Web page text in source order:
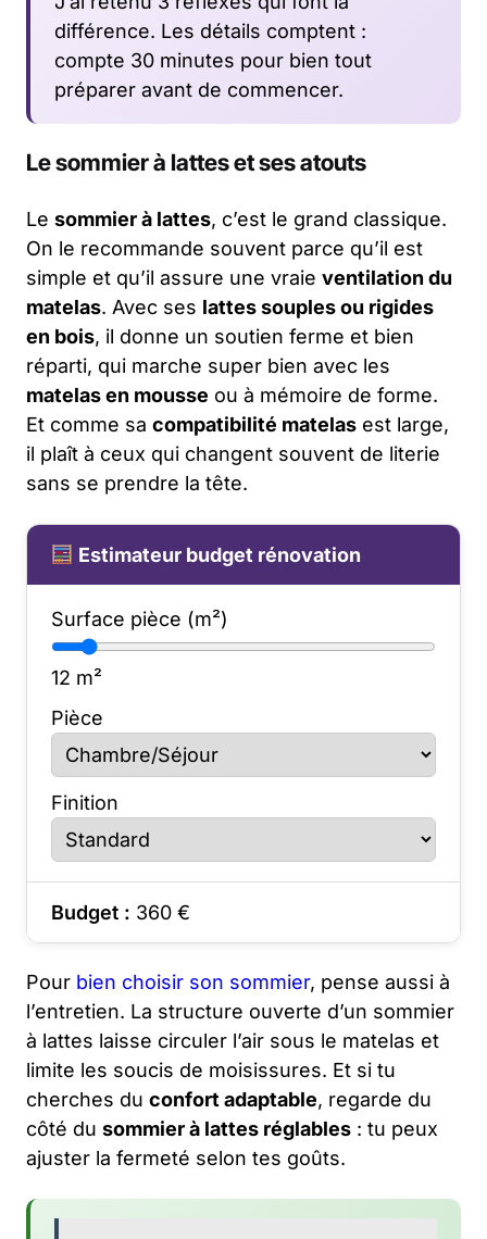
différence. Les détails comptent :
compte 30 minutes pour bien tout
préparer avant de commencer.
Le sommier à lattes et ses atouts
Le sommier à lattes, c’est le grand classique.
On le recommande souvent parce qu’il est
simple et qu’il assure une vraie ventilation du
matelas. Avec ses lattes souples ou rigides
en bois, il donne un soutien ferme et bien
réparti, qui marche super bien avec les
matelas en mousse ou à mémoire de forme.
Et comme sa compatibilité matelas est large,
il plaît à ceux qui changent souvent de literie
sans se prendre la tête.
Estimateur budget rénovation
Surface pièce (m²)
12 m²
Pièce
Finition
Budget : 360 €
Pour bien choisir son sommier, pense aussi à
l’entretien. La structure ouverte d’un sommier
à lattes laisse circuler l’air sous le matelas et
limite les soucis de moisissures. Et si tu
cherches du confort adaptable, regarde du
côté du sommier à lattes réglables : tu peux
ajuster la fermeté selon tes goûts.